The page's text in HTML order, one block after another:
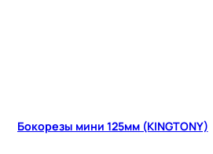
Бокорезы мини 125мм (KINGTONY)